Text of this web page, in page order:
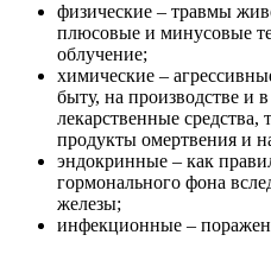
физические – травмы
плюсовые и минусовые
облучение;
химические –
быту, на производстве и
лекарственные
продукты омертвения и
эндокринные – как
гормонального фона
железы;
инфекционные –